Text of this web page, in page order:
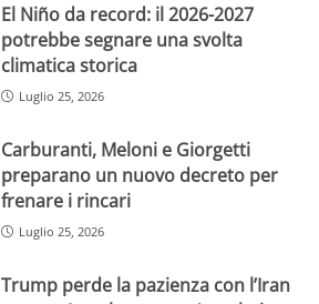
El Niño da record: il 2026-2027
potrebbe segnare una svolta
climatica storica
Luglio 25, 2026
Carburanti, Meloni e Giorgetti
preparano un nuovo decreto per
frenare i rincari
Luglio 25, 2026
Trump perde la pazienza con l’Iran